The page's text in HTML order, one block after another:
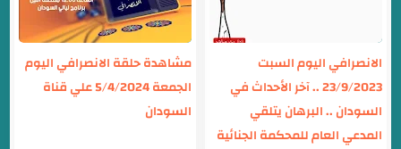
الانصرافي اليوم السبت
23/9/2023 .. آخر الأحداث في
السودان .. البرهان يتلقي
المدعي العام للمحكمة الجنائية
مشاهدة حلقة الانصرافي اليوم
الجمعة 5/4/2024 علي قناة
السودان